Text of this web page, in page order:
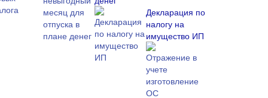
Декларация по
налогу на
имущество ИП